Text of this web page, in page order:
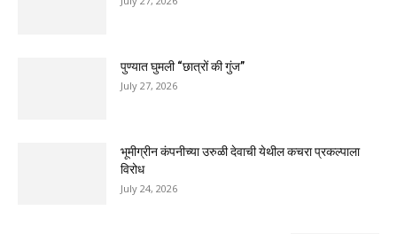
पुण्यात घुमली “छात्रों की गुंज”
July 27, 2026
भूमीग्रीन कंपनीच्या उरुळी देवाची येथील कचरा प्रकल्पाला
विरोध
July 24, 2026